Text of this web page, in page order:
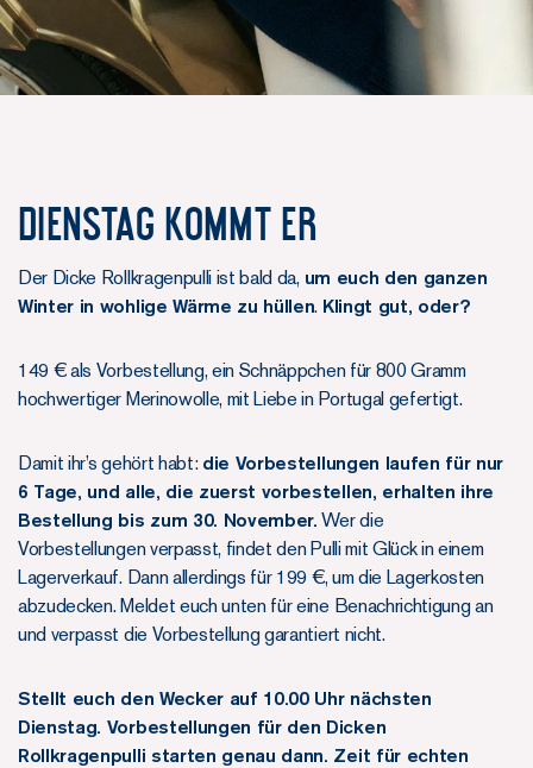
Dienstag kommt er
Der Dicke Rollkragenpulli ist bald da, um euch den ganzen
Winter in wohlige Wärme zu hüllen. Klingt gut, oder?
149 € als Vorbestellung, ein Schnäppchen für 800 Gramm
hochwertiger Merinowolle, mit Liebe in Portugal gefertigt.
Damit ihr’s gehört habt: die Vorbestellungen laufen für nur
6 Tage, und alle, die zuerst vorbestellen, erhalten ihre
Bestellung bis zum 30. November. Wer die
Vorbestellungen verpasst, findet den Pulli mit Glück in einem
Lagerverkauf. Dann allerdings für 199 €, um die Lagerkosten
abzudecken. Meldet euch unten für eine Benachrichtigung an
und verpasst die Vorbestellung garantiert nicht.
Stellt euch den Wecker auf 10.00 Uhr nächsten
Dienstag. Vorbestellungen für den Dicken
Rollkragenpulli starten genau dann. Zeit für echten